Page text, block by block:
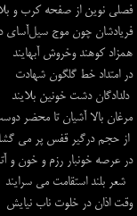
فصلی نوین از صفحه كرب و
فريادشان چون موج سیل‌آساي
همزاد كوهند وخروش آبهايند
در امتداد خط گلگون
دلدادگان دشت خونين بلايند
مرغان بالا آشيان تا محضر
از حجم درگير قفس پر مي
در عرصه خونبار رزم و خون و
شعر بلند استقامت مي سرايند
وقت اذان در خلوت ناب نيايش